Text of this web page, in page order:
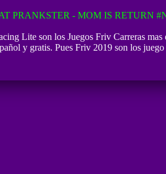
PRANKSTER - MOM IS RETURN
Lite son los Juegos Friv Carreras mas
y gratis. Pues Friv 2019 son los